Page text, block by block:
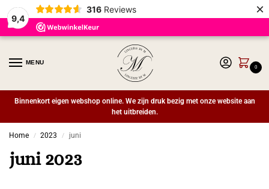
9,4
316 Reviews ×
MENU
0
Binnenkort eigen webshop online. We zijn druk bezig met onze website aan
het uitbreiden.
Home / 2023 / juni
juni 2023